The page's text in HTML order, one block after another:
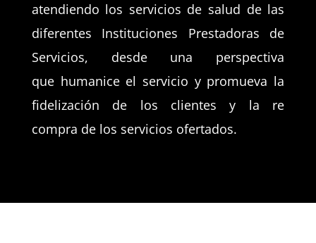
atendiendo los servicios de salud de las
diferentes Instituciones Prestadoras de
Servicios, desde una perspectiva
que humanice el servicio y promueva la
fidelización de los clientes y la re
compra de los servicios ofertados.